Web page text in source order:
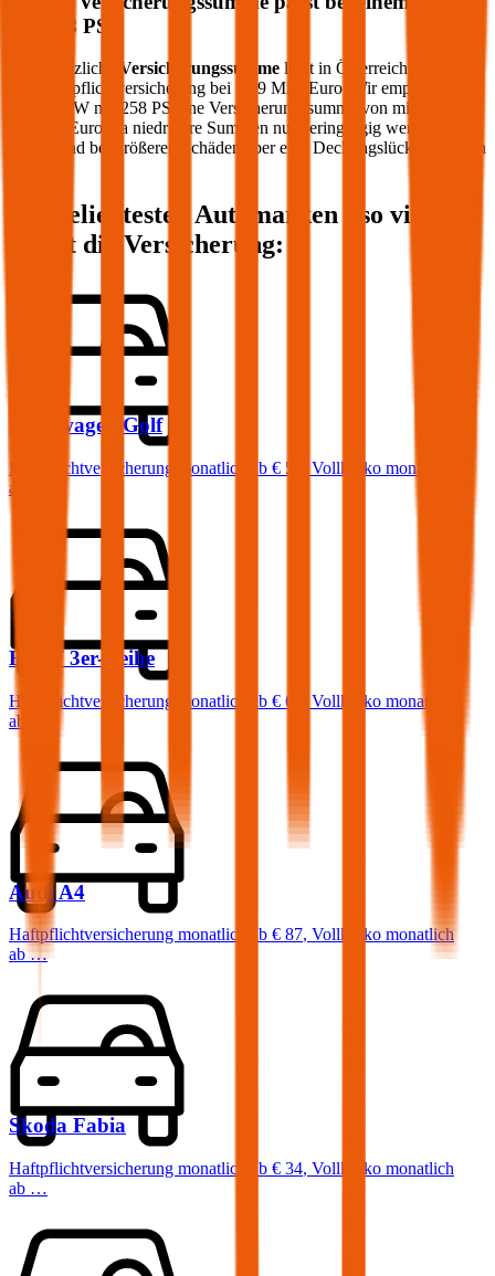
258 PS?
Die gesetzliche Versicherungssumme liegt in Österreich bei der
Kfz-Haftpflichtversicherung bei 7,79 Mio. Euro. Wir empfehlen für
Ihren PKW mit
258 PS eine Versicherungssumme von mindestens
20 Mio. Euro, da niedrigere Summen nur geringfügig weniger
kosten und bei größeren Schäden aber eine Deckungslücke auftreten
Die beliebtesten Automarken - so viel
kostet die Versicherung:
Volkswagen Golf
Haftpflichtversicherung monatlich ab € 50
Vollkasko monatlich
ab …
BMW 3er-Reihe
Haftpflichtversicherung monatlich ab € 68
Vollkasko monatlich
ab …
Audi A4
Haftpflichtversicherung monatlich ab € 87, Vollkasko monatlich
ab …
Skoda Fabia
Haftpflichtversicherung monatlich ab € 34, Vollkasko monatlich
ab …